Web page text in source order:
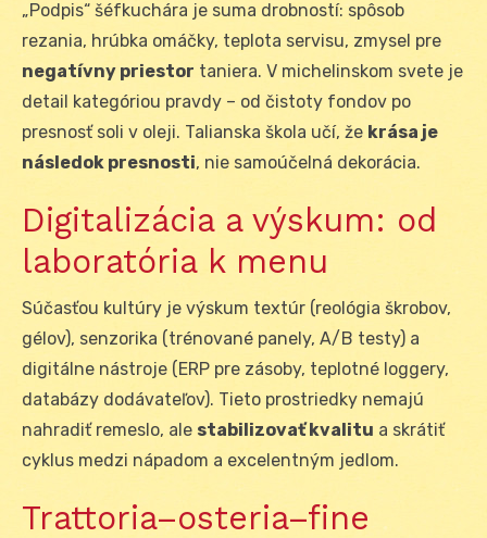
„Podpis“ šéfkuchára je suma drobností: spôsob
rezania, hrúbka omáčky, teplota servisu, zmysel pre
negatívny priestor taniera. V michelinskom svete je
detail kategóriou pravdy – od čistoty fondov po
presnosť soli v oleji. Talianska škola učí, že krása je
následok presnosti, nie samoúčelná dekorácia.
Digitalizácia a výskum: od
laboratória k menu
Súčasťou kultúry je výskum textúr (reológia škrobov,
gélov), senzorika (trénované panely, A/B testy) a
digitálne nástroje (ERP pre zásoby, teplotné loggery,
databázy dodávateľov). Tieto prostriedky nemajú
nahradiť remeslo, ale stabilizovať kvalitu a skrátiť
cyklus medzi nápadom a excelentným jedlom.
Trattoria–osteria–fine